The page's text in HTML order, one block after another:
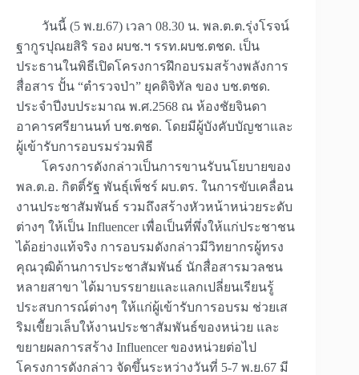
วันนี้ (5 พ.ย.67) เวลา 08.30 น. พล.ต.ต.รุ่งโรจน์
ฐากูรปุณยสิริ รอง ผบช.ฯ รรท.ผบช.ตชด. เป็น
ประธานในพิธีเปิดโครงการฝึกอบรมสร้างพลังการ
สื่อสาร ปั้น “ตำรวจป่า” ยุคดิจิทัล ของ บช.ตชด.
ประจำปีงบประมาณ พ.ศ.2568 ณ ห้องชัยจินดา
อาคารศรียานนท์ บช.ตชด. โดยมีผู้บังคับบัญชาและ
ผู้เข้ารับการอบรมร่วมพิธี
โครงการดังกล่าวเป็นการขานรับนโยบายของ
พล.ต.อ. กิตติ์รัฐ พันธุ์เพ็ชร์ ผบ.ตร. ในการขับเคลื่อน
งานประชาสัมพันธ์ รวมถึงสร้างหัวหน้าหน่วยระดับ
ต่างๆ ให้เป็น Influencer เพื่อเป็นที่พึ่งให้แก่ประชาชน
ได้อย่างแท้จริง การอบรมดังกล่าวมีวิทยากรผู้ทรง
คุณวุฒิด้านการประชาสัมพันธ์ นักสื่อสารมวลชน
หลายสาขา ได้มาบรรยายและแลกเปลี่ยนเรียนรู้
ประสบการณ์ต่างๆ ให้แก่ผู้เข้ารับการอบรม ช่วยเส
ริมเขีัยวเล็บให้งานประชาสัมพันธ์ของหน่วย และ
ขยายผลการสร้าง Influencer ของหน่วยต่อไป
โครงการดังกล่าว จัดขึ้นระหว่างวันที่ 5-7 พ.ย.67 มี